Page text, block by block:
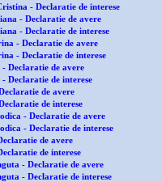
- Declaratie de interese
- Declaratie de avere
- Declaratie de interese
- Declaratie de avere
- Declaratie de interese
Declaratie de avere
Declaratie de interese
de avere
de interese
- Declaratie de avere
- Declaratie de interese
de avere
de interese
- Declaratie de avere
- Declaratie de interese